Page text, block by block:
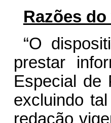
Razões
“O
prestar
Especial de
excluindo
redação